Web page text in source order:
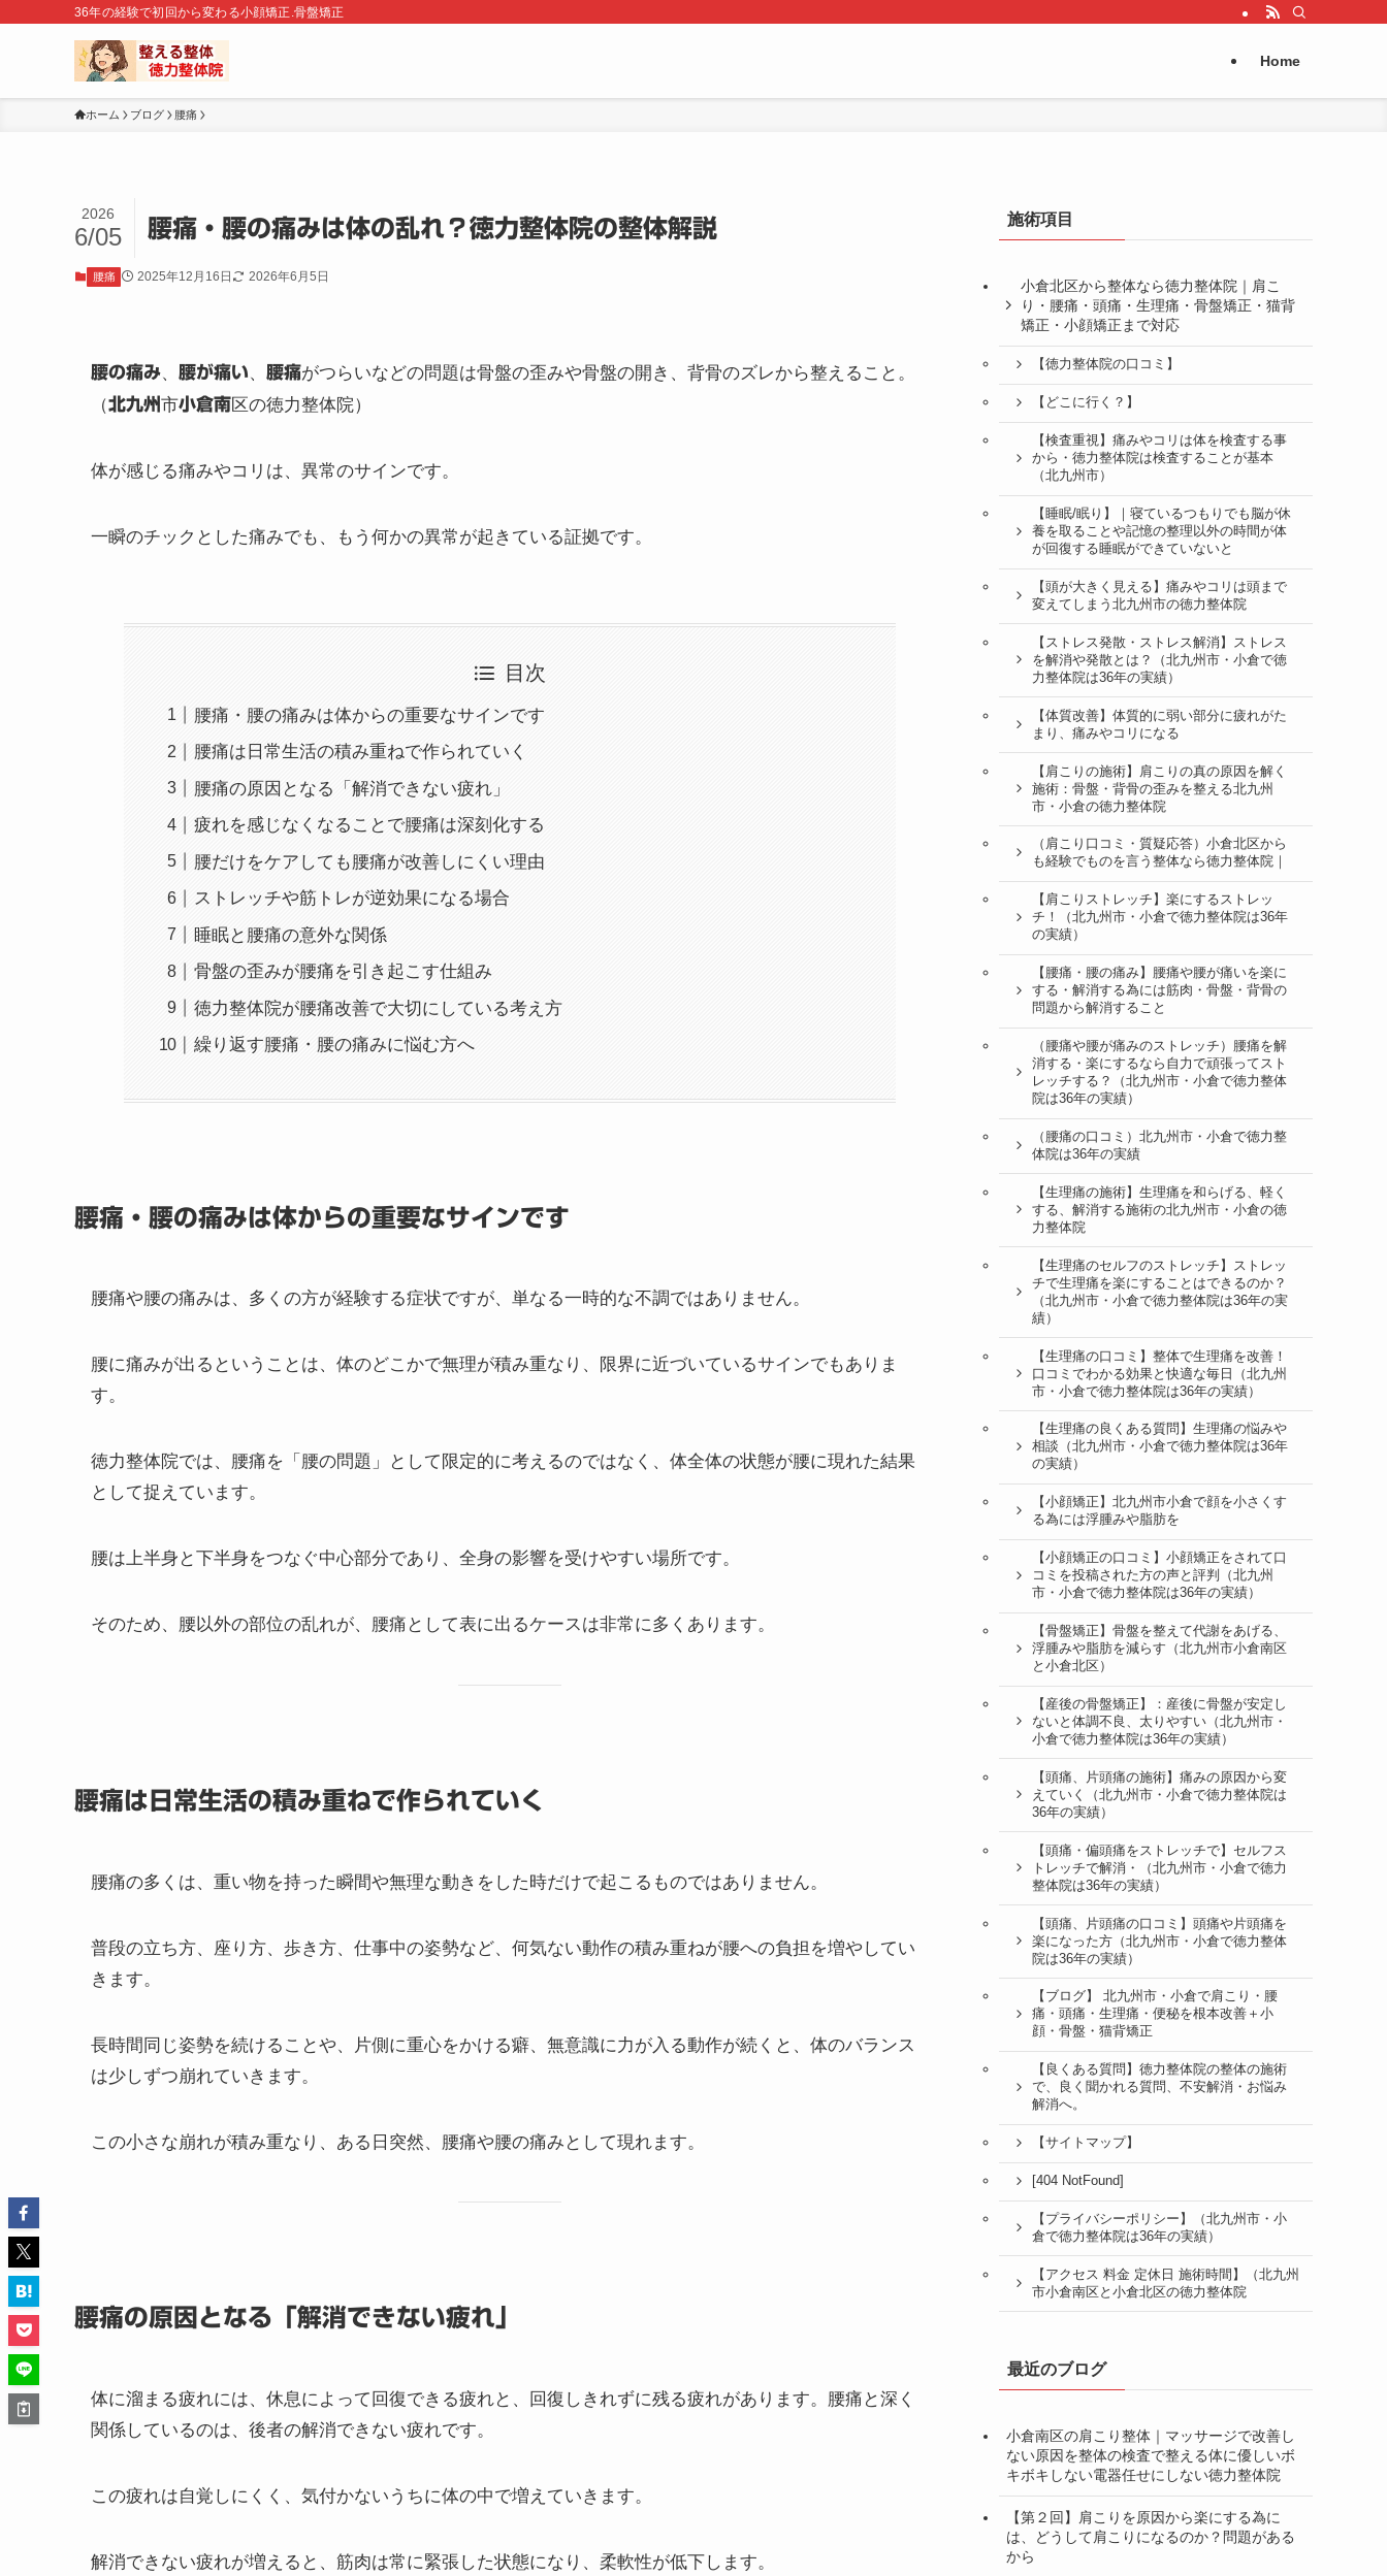
36年の経験で初回から変わる小顔矯正.骨盤矯正
Home
ホーム ブログ 腰痛
腰痛・腰の痛みは体の乱れ？徳力整体院の整体解説
2026
6/05
腰痛 2025年12月16日 2026年6月5日
腰の痛み、 腰が痛い、 腰痛がつらいなどの問題は骨盤の歪みや骨盤の開き、背骨のズレから整えること。
（北九州市小倉南区の徳力整体院）
体が感じる痛みやコリは、異常のサインです。
一瞬のチックとした痛みでも、もう何かの異常が起きている証拠です。
目次
腰痛・腰の痛みは体からの重要なサインです
腰痛は日常生活の積み重ねで作られていく
腰痛の原因となる「解消できない疲れ」
疲れを感じなくなることで腰痛は深刻化する
腰だけをケアしても腰痛が改善しにくい理由
ストレッチや筋トレが逆効果になる場合
睡眠と腰痛の意外な関係
骨盤の歪みが腰痛を引き起こす仕組み
徳力整体院が腰痛改善で大切にしている考え方
繰り返す腰痛・腰の痛みに悩む方へ
腰痛・腰の痛みは体からの重要なサインです
腰痛や腰の痛みは、多くの方が経験する症状ですが、単なる一時的な不調ではありません。
腰に痛みが出るということは、体のどこかで無理が積み重なり、限界に近づいているサインでもありま
す。
徳力整体院では、腰痛を「腰の問題」として限定的に考えるのではなく、体全体の状態が腰に現れた結果
として捉えています。
腰は上半身と下半身をつなぐ中心部分であり、全身の影響を受けやすい場所です。
そのため、腰以外の部位の乱れが、腰痛として表に出るケースは非常に多くあります。
腰痛は日常生活の積み重ねで作られていく
腰痛の多くは、重い物を持った瞬間や無理な動きをした時だけで起こるものではありません。
普段の立ち方、座り方、歩き方、仕事中の姿勢など、何気ない動作の積み重ねが腰への負担を増やしてい
きます。
長時間同じ姿勢を続けることや、片側に重心をかける癖、無意識に力が入る動作が続くと、体のバランス
は少しずつ崩れていきます。
この小さな崩れが積み重なり、ある日突然、腰痛や腰の痛みとして現れます。
腰痛の原因となる「解消できない疲れ」
体に溜まる疲れには、休息によって回復できる疲れと、回復しきれずに残る疲れがあります。腰痛と深く
関係しているのは、後者の解消できない疲れです。
この疲れは自覚しにくく、気付かないうちに体の中で増えていきます。
解消できない疲れが増えると、筋肉は常に緊張した状態になり、柔軟性が低下します。
施術項目
小倉北区から整体なら徳力整体院｜肩こ
り・腰痛・頭痛・生理痛・骨盤矯正・猫背
矯正・小顔矯正まで対応
【徳力整体院の口コミ】
【どこに行く？】
【検査重視】痛みやコリは体を検査する事
から・徳力整体院は検査することが基本
（北九州市）
【睡眠/眠り】｜寝ているつもりでも脳が休
養を取ることや記憶の整理以外の時間が体
が回復する睡眠ができていないと
【頭が大きく見える】痛みやコリは頭まで
変えてしまう北九州市の徳力整体院
【ストレス発散・ストレス解消】ストレス
を解消や発散とは？（北九州市・小倉で徳
力整体院は36年の実績）
【体質改善】体質的に弱い部分に疲れがた
まり、痛みやコリになる
【肩こりの施術】肩こりの真の原因を解く
施術：骨盤・背骨の歪みを整える北九州
市・小倉の徳力整体院
（肩こり口コミ・質疑応答）小倉北区から
も経験でものを言う整体なら徳力整体院｜
【肩こりストレッチ】楽にするストレッ
チ！（北九州市・小倉で徳力整体院は36年
の実績）
【腰痛・腰の痛み】腰痛や腰が痛いを楽に
する・解消する為には筋肉・骨盤・背骨の
問題から解消すること
（腰痛や腰が痛みのストレッチ）腰痛を解
消する・楽にするなら自力で頑張ってスト
レッチする？（北九州市・小倉で徳力整体
院は36年の実績）
（腰痛の口コミ）北九州市・小倉で徳力整
体院は36年の実績
【生理痛の施術】生理痛を和らげる、軽く
する、解消する施術の北九州市・小倉の徳
力整体院
【生理痛のセルフのストレッチ】ストレッ
チで生理痛を楽にすることはできるのか？
（北九州市・小倉で徳力整体院は36年の実
績）
【生理痛の口コミ】整体で生理痛を改善！
口コミでわかる効果と快適な毎日（北九州
市・小倉で徳力整体院は36年の実績）
【生理痛の良くある質問】生理痛の悩みや
相談（北九州市・小倉で徳力整体院は36年
の実績）
【小顔矯正】北九州市小倉で顔を小さくす
る為には浮腫みや脂肪を
【小顔矯正の口コミ】小顔矯正をされて口
コミを投稿された方の声と評判（北九州
市・小倉で徳力整体院は36年の実績）
【骨盤矯正】骨盤を整えて代謝をあげる、
浮腫みや脂肪を減らす（北九州市小倉南区
と小倉北区）
【産後の骨盤矯正】：産後に骨盤が安定し
ないと体調不良、太りやすい（北九州市・
小倉で徳力整体院は36年の実績）
【頭痛、片頭痛の施術】痛みの原因から変
えていく（北九州市・小倉で徳力整体院は
36年の実績）
【頭痛・偏頭痛をストレッチで】セルフス
トレッチで解消・（北九州市・小倉で徳力
整体院は36年の実績）
【頭痛、片頭痛の口コミ】頭痛や片頭痛を
楽になった方（北九州市・小倉で徳力整体
院は36年の実績）
【ブログ】 北九州市・小倉で肩こり・腰
痛・頭痛・生理痛・便秘を根本改善＋小
顔・骨盤・猫背矯正
【良くある質問】徳力整体院の整体の施術
で、良く聞かれる質問、不安解消・お悩み
解消へ。
【サイトマップ】
[404 NotFound]
【プライバシーポリシー】（北九州市・小
倉で徳力整体院は36年の実績）
【アクセス 料金 定休日 施術時間】（北九州
市小倉南区と小倉北区の徳力整体院
最近のブログ
小倉南区の肩こり整体｜マッサージで改善し
ない原因を整体の検査で整える体に優しいボ
キボキしない電器任せにしない徳力整体院
【第２回】肩こりを原因から楽にする為に
は、どうして肩こりになるのか？問題がある
から